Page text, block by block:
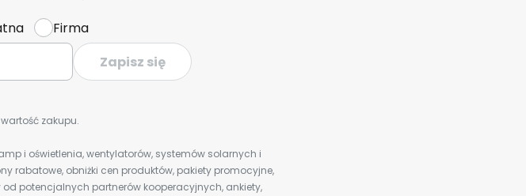
Firma
Zapisz się
zakupu.
i oświetlenia, wentylatorów, systemów solarnych i
rabatowe, obniżki cen produktów, pakiety promocyjne,
potencjalnych partnerów kooperacyjnych, ankiety,